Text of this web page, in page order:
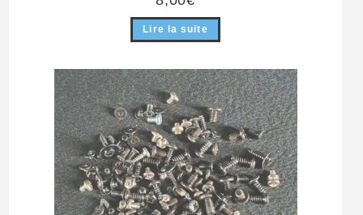
Lire la suite